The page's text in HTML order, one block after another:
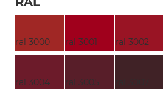
ral 3000 ral 3001 ral 3002
ral 3004 ral 3005